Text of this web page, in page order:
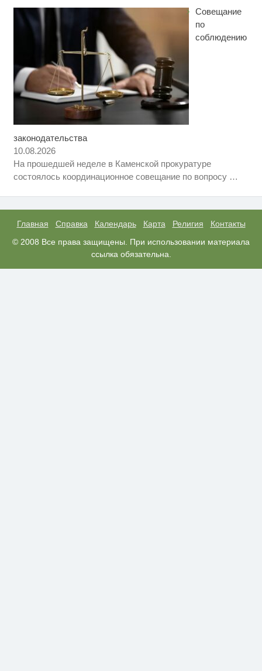
Совещание
по
соблюдению
законодательства
10.08.2026
На прошедшей неделе в Каменской прокуратуре
состоялось координационное совещание по вопросу …
Главная Справка Календарь Карта Религия
Контакты
© 2008 Все права защищены. При использовании материала
ссылка обязательна.
пересмотришь не раз
Скрытая камера на пляже
не оставит равнодушным
i
Ролик из Омска: вы будете